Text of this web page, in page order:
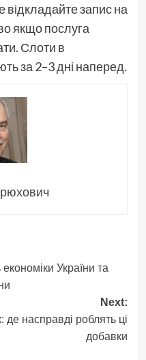
відкладайте запис на
якщо послуга
Слоти в
за 2–3 дні наперед.
України та
Next:
де насправді роблять ці
добавки